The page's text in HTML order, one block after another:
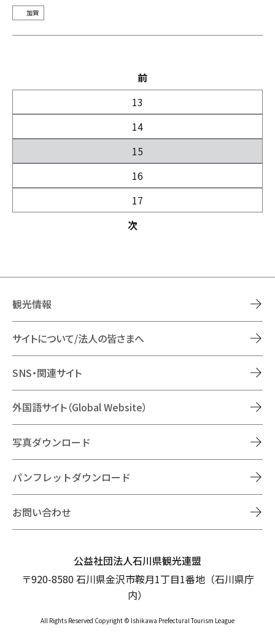
加賀
前
13
14
15
16
17
次
観光情報
サイトについて/法人の皆さまへ
SNS・関連サイト
外国語サイト（Global Website）
写真ダウンロード
パンフレットダウンロード
お問い合わせ
公益社団法人石川県観光連盟
〒920-8580 石川県金沢市鞍月1丁目1番地（石川県庁
内）
All Rights Reserved Copyright © Ishikawa Prefectural Tourism League